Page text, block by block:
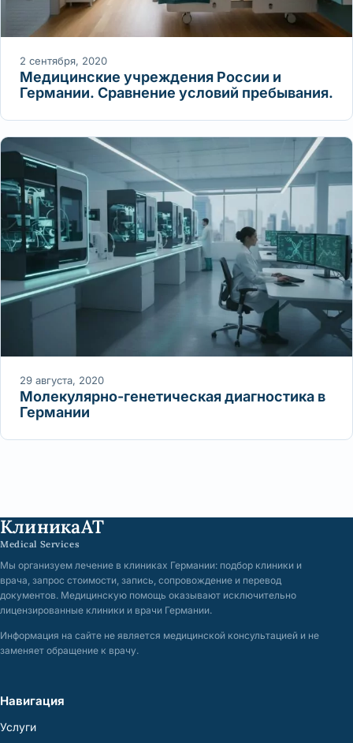
2 сентября, 2020
Медицинские учреждения России и
Германии. Сравнение условий пребывания.
29 августа, 2020
Молекулярно-генетическая диагностика в
Германии
КлиникаАТ
Medical Services
Мы организуем лечение в клиниках Германии: подбор клиники и
врача, запрос стоимости, запись, сопровождение и перевод
документов. Медицинскую помощь оказывают исключительно
лицензированные клиники и врачи Германии.
Информация на сайте не является медицинской консультацией и не
заменяет обращение к врачу.
Навигация
Услуги